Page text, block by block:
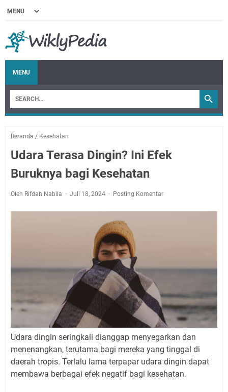
MENU
Beranda / Kesehatan
Udara Terasa Dingin? Ini Efek
Buruknya bagi Kesehatan
Oleh Rifdah Nabila Juli 18, 2024 Posting Komentar
Udara dingin seringkali dianggap menyegarkan dan
menenangkan, terutama bagi mereka yang tinggal di
daerah tropis. Terlalu lama terpapar udara dingin dapat
membawa berbagai efek negatif bagi kesehatan.